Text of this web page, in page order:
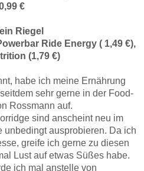
€
Riegel
Ride Energy ( 1,49 €),
(1,79 €)
habe ich meine Ernährung
sehr gerne in der Food-
Rossmann auf.
sind anscheint neu im
unbedingt ausprobieren. Da ich
greife ich gerne zu diesen
Lust auf etwas Süßes habe.
ich mal anstelle von